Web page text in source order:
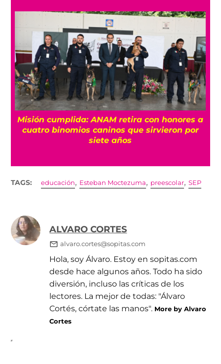
Misión cumplida: ANAM retira con honores a
cuatro binomios caninos que sirvieron por
siete años
TAGS: educación, Esteban Moctezuma, preescolar,SEP
ALVARO CORTES
alvaro.cortes@sopitas.com
Hola, soy Álvaro. Estoy en sopitas.com
desde hace algunos años. Todo ha sido
diversión, incluso las críticas de los
lectores. La mejor de todas: "Álvaro
Cortés, córtate las manos". More by Alvaro
Cortes